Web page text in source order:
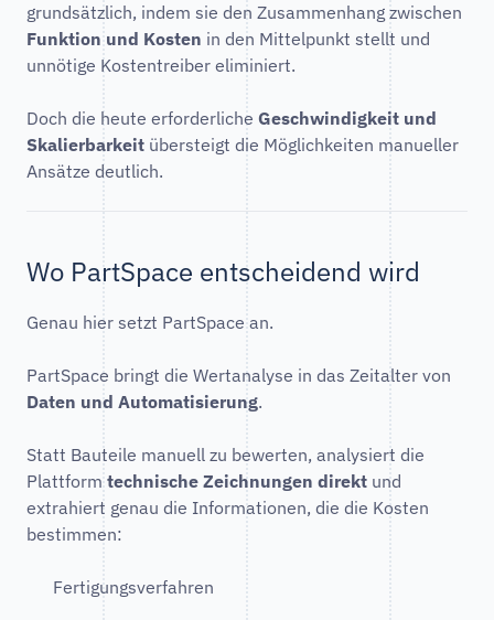
grundsätzlich, indem sie den Zusammenhang zwischen
Funktion und Kosten in den Mittelpunkt stellt und
unnötige Kostentreiber eliminiert.
Doch die heute erforderliche Geschwindigkeit und
Skalierbarkeit übersteigt die Möglichkeiten manueller
Ansätze deutlich.
Wo PartSpace entscheidend wird
Genau hier setzt PartSpace an.
PartSpace bringt die Wertanalyse in das Zeitalter von
Daten und Automatisierung.
Statt Bauteile manuell zu bewerten, analysiert die
Plattform technische Zeichnungen direkt und
extrahiert genau die Informationen, die die Kosten
bestimmen:
Fertigungsverfahren